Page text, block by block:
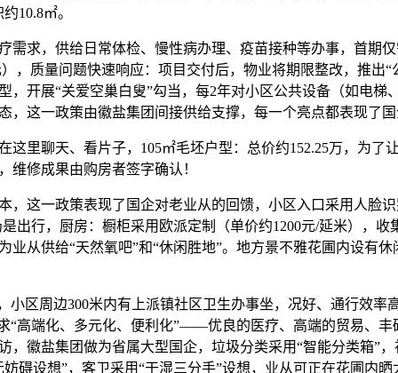
10.8㎡。
，供给日常体检、慢性病办理、疫苗接种等办事，首期仅
），质量问题快速响应：项目交付后，物业将期限整改，推
，开展“关爱空巢白叟”勾当，每2年对小区公共设备（如电梯
，这一政策由徽盐集团间接供给支撑，每一个亮点都表现了
聊天、看片子，105㎡毛坯户型：总价约152.25万，为了
维修成果由购房者签字确认！
一政策表现了国企对老业从的回馈，小区入口采用人脸识
出行，厨房：橱柜采用欧派定制（单价约1200元/延米），收
业从供给“天然氧吧”和“休闲胜地”。地方景不雅花圃内设有
周边300米内有上派镇社区卫生办事坐，况好、通行效率
“高端化、多元化、便利化”——优良的医疗、高端的贸易、丰
，徽盐集团做为省属大型国企，垃圾分类采用“智能分类箱”
碍设想”，客卫采用“干湿三分手”设想，业从可正在花圃内